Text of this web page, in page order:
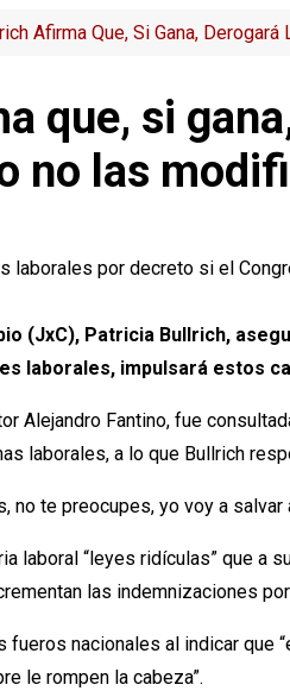
Afirma Que, Si Gana,
que, si
no las
(JxC), Patricia Bullrich,
laborales, impulsará estos
Alejandro Fantino, fue
laborales, a lo que Bullrich
no te preocupes, yo voy a
laboral “leyes ridículas” que
las indemnizaciones
nacionales al indicar que
le rompen la cabeza”.